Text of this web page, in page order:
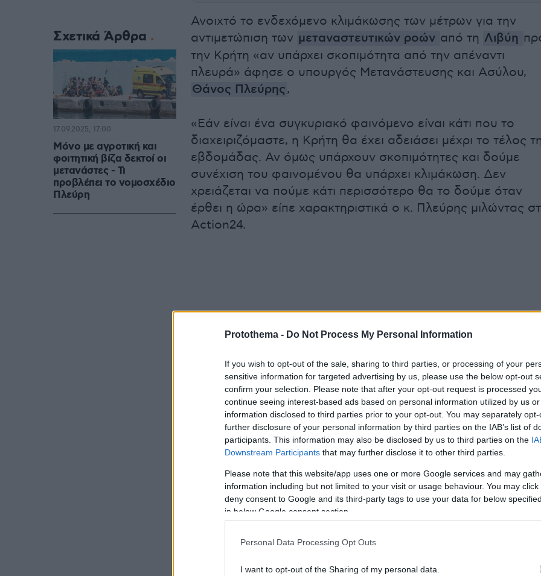
Protothema - Do Not Process My Personal Information
If you wish to opt-out of the sale, sharing to third parties, or processing of your
sensitive information for targeted advertising by us, please use the below opt-out
confirm your selection. Please note that after your opt-out request is processed
continue seeing interest-based ads based on personal information utilized by us
information disclosed to third parties prior to your opt-out. You may separately
further disclosure of your personal information by third parties on the IAB’s list of
participants. This information may also be disclosed by us to third parties on the
Downstream Participants that may further disclose it to other third parties.
Please note that this website/app uses one or more Google services and may
information including but not limited to your visit or usage behaviour. You may
deny consent to Google and its third-party tags to use your data for below
in below Google consent section.
Personal Data Processing Opt Outs
I want to opt-out of the Sharing of my personal data.
Ανοιχτό το ενδεχόμενο κλιμάκωσης των μέτρων για την
αντιμετώπιση των μεταναστευτικών ροών από τη Λιβύη
την Κρήτη «αν υπάρχει σκοπιμότητα από την απέναντι
πλευρά» άφησε ο υπουργός Μετανάστευσης και Ασύλου,
Θάνος Πλεύρης,
«Εάν είναι ένα συγκυριακό φαινόμενο είναι κάτι που το
διαχειριζόμαστε, η Κρήτη θα έχει αδειάσει μέχρι το τέλος
εβδομάδας. Αν όμως υπάρχουν σκοπιμότητες και δούμε
συνέχιση του φαινομένου θα υπάρχει κλιμάκωση. Δεν
χρειάζεται να πούμε κάτι περισσότερο θα το δούμε όταν
έρθει η ώρα» είπε χαρακτηριστικά ο κ. Πλεύρης μιλώντας
Action24.
Όπως εξήγησε «από τις 12 μέχρι τις 16 Σεπτεμβρίου είχαμε
περιστατικά που ήταν συνολικά 1.100 άτομα. Αυτό που
αλλά επειδή αυτή την περίοδο υπήρχαν πολλές ημέρες με
καλό καιρό αλλά είχαμε βάρκες με 20-30 άτομα, οι 20
βάρκες με εκατοντάδες άτομα μας προβλημάτισαν για το
Σχετικά Άρθρα
Mόνο με αγροτική και
φοιτητική βίζα δεκτοί οι
μετανάστες - Τι
προβλέπει το νομοσχέδιο
Πλεύρη
17.09.2025, 17:00